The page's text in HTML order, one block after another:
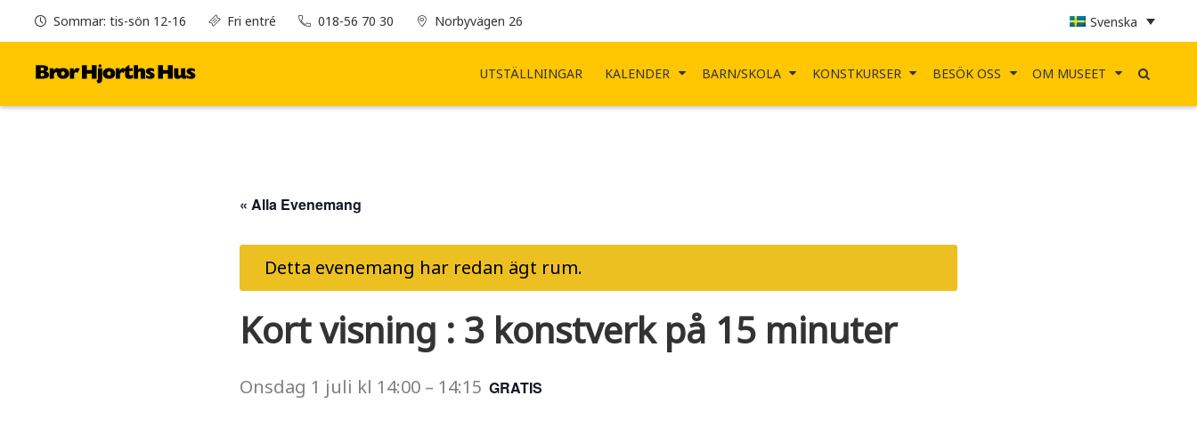
Sommar: tis-sön 12-16 Fri entré 018-56 70 30 Norbyvägen 26 Svenska
UTSTÄLLNINGAR KALENDER BARN/SKOLA KONSTKURSER BESÖK OSS OM MUSEET
« Alla Evenemang
Detta evenemang har redan ägt rum.
Kort visning : 3 konstverk på 15 minuter
Onsdag 1 juli kl 14:00– 14:15 GRATIS